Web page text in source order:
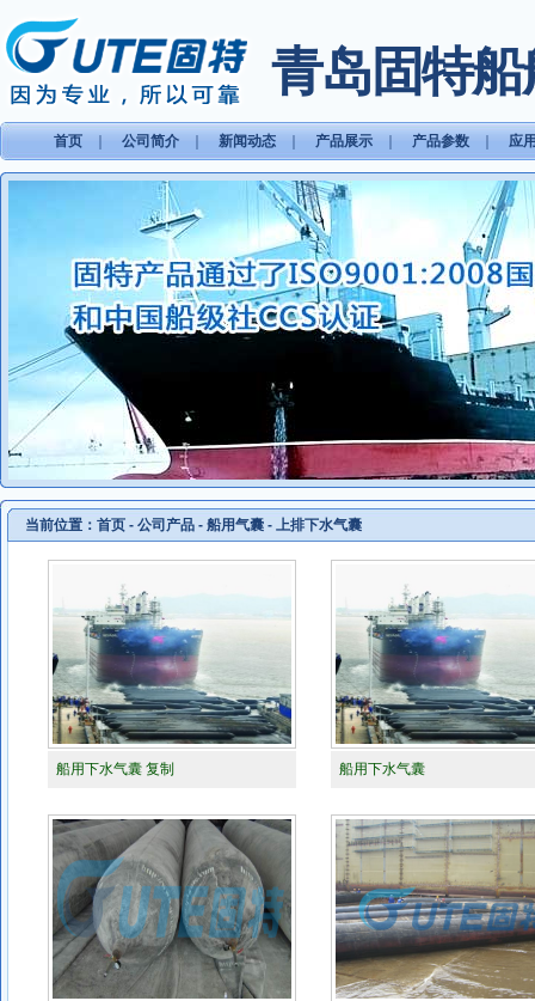
青岛固特
首页 公司简介 新闻动态 产品展示 产品参数 应
当前位置： 首页 - 公司产品 - 船用气囊 - 上排下水气囊
船用下水气囊 复制 船用下水气囊